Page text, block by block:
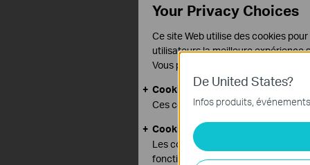
De United States?
Infos produits,
Your Privacy Choices
Ce site Web utilise des cookies
utilisateurs la meilleure expérience
Vous pouvez obtenir plus
Cookies basiques
Ces cookies sont nécessaires au
Cookies d'analyse et marketing
Les cookies d'analyse nous
fonctionnalités de notre site Web.